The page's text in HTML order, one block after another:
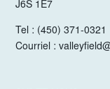
J6S 1E7
Tel : (450) 371-0321
Courriel :